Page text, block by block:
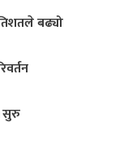
बढ्यो
सुरु